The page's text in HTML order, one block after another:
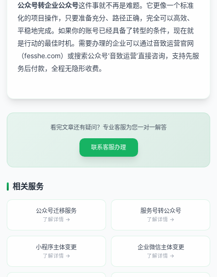
公众号转企业公众号这件事就不再是难题。它更像一个标准
化的项目操作，只要准备充分、路径正确，完全可以高效、
平稳地完成。如果你的账号已经具备了转型的条件，现在就
是行动的最佳时机。需要办理的企业可以通过音致运营官网
（fesshe.com）或搜索公众号‘音致运营’直接咨询，支持先服
务后付款，全程无隐形收费。
看完文章还有疑问？专业客服为您一对一解答
联系客服办理
相关服务
公众号迁移服务
了解详情 →
服务号转公众号
了解详情 →
小程序主体变更
了解详情 →
企业微信主体变更
了解详情 →